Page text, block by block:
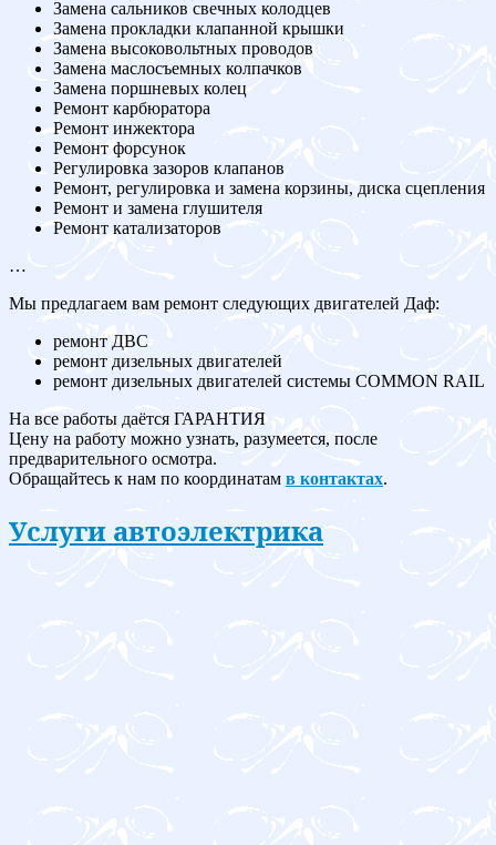
Замена сальников свечных колодцев
Замена прокладки клапанной крышки
Замена высоковольтных проводов
Замена маслосъемных колпачков
Замена поршневых колец
Ремонт карбюратора
Ремонт инжектора
Ремонт форсунок
Регулировка зазоров клапанов
Ремонт, регулировка и замена корзины, диска сцепления
Ремонт и замена глушителя
Ремонт катализаторов
…
Мы предлагаем вам ремонт следующих двигателей Даф:
ремонт ДВС
ремонт дизельных двигателей
ремонт дизельных двигателей системы COMMON RAIL
На все работы даётся ГАРАНТИЯ
Цену на работу можно узнать, разумеется, после
предварительного осмотра.
Обращайтесь к нам по координатам в контактах.
Услуги автоэлектрика